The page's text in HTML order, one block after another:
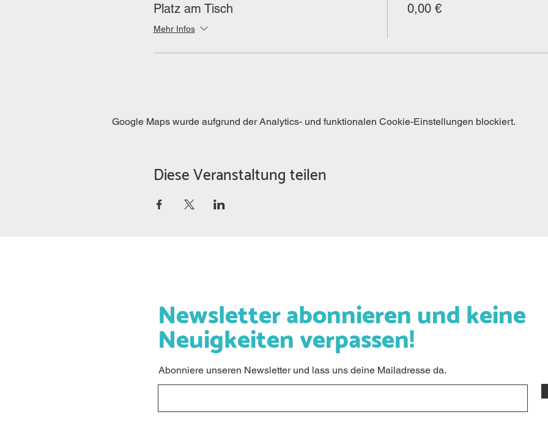
Platz am Tisch
Mehr Infos
0,00 €
Google Maps wurde aufgrund der Analytics- und funktionalen Cookie-Einstellungen blockiert.
Diese Veranstaltung teilen
Newsletter abonnieren und keine
Neuigkeiten verpassen!
Abonniere unseren Newsletter und lass uns deine Mailadresse da.